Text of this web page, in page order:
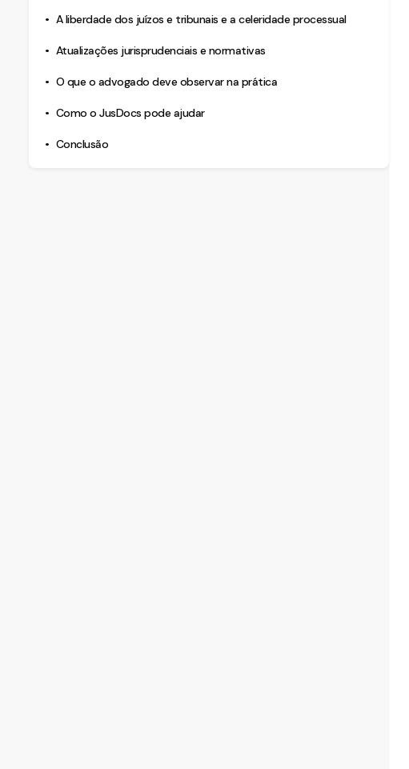
A liberdade dos juízos e tribunais e a celeridade processual
Atualizações jurisprudenciais e normativas
O que o advogado deve observar na prática
Como o JusDocs pode ajudar
Conclusão